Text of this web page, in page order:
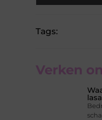
Tags:
Verken